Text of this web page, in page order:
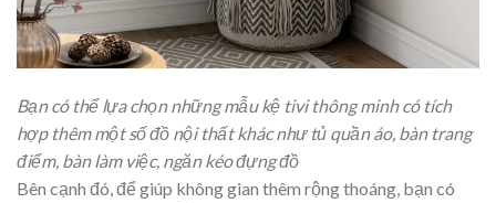
Bạn có thể lựa chọn những mẫu kệ tivi thông minh có tích
hợp thêm một số đồ nội thất khác như tủ quần áo, bàn trang
điểm, bàn làm việc, ngăn kéo đựng đồ
Bên cạnh đó, để giúp không gian thêm rộng thoáng, bạn có